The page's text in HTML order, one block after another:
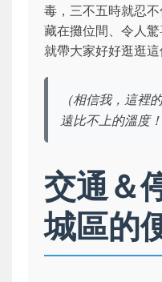
毒，三不五時就忍
藏在攤位間、令人
就帶大家好好逛逛
（相信我，這裡
遠比不上的溫度！
交通＆
城區的